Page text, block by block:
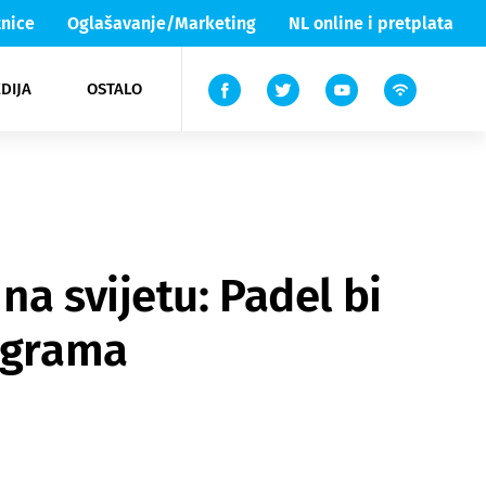
Oglašavanje/Marketing NL online i pretplata
OSTALO
Lika & Senj
TV
svijetu: Padel bi